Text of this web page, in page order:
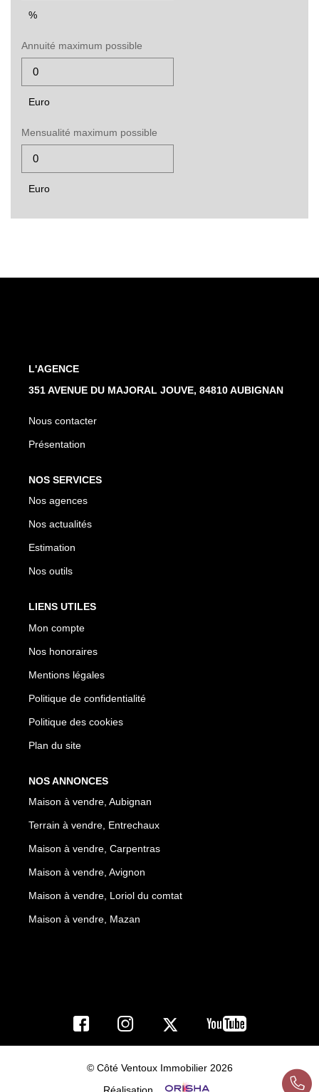
%
Annuité maximum possible
Euro
Mensualité maximum possible
Euro
L'AGENCE
351 AVENUE DU MAJORAL JOUVE, 84810 AUBIGNAN
Nous contacter
Présentation
NOS SERVICES
Nos agences
Nos actualités
Estimation
Nos outils
LIENS UTILES
Mon compte
Nos honoraires
Mentions légales
Politique de confidentialité
Politique des cookies
Plan du site
NOS ANNONCES
Maison à vendre, Aubignan
Terrain à vendre, Entrechaux
Maison à vendre, Carpentras
Maison à vendre, Avignon
Maison à vendre, Loriol du comtat
Maison à vendre, Mazan
© Côté Ventoux Immobilier 2026
Réalisation